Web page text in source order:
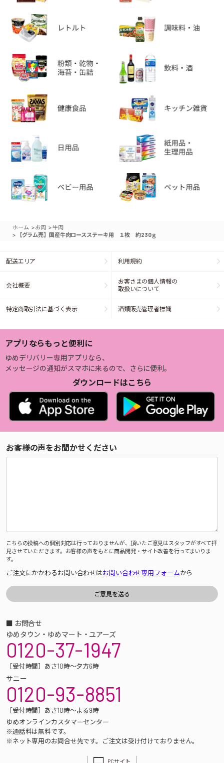
ホーム >お肉 >牛肉
> 【グラム売】国産牛肉ロースステーキ用 １枚 約230ｇ
配送エリア 利用規約
会社概要
お客さまの個人情報の
取扱いについて
特定商取引法に基づく表示 酒類販売管理者標識
アプリならもっと便利に
ゆめデリバリー専用アプリなら、
メッセージの通知がスマホに来るので、さらに便利。
ダウンロードはこちら
お客様の声をお聞かせください
こちらの投稿への個別対応は行っておりませんが、頂いたご意見はスタッフがすべて拝
見させていただきます。お客様の声をもとに商品開発・サイト改善を行ってまいりま
す。
ご注文にかかわるお問い合わせはお問い合わせ専用フォームから
■ お問合せ
ゆめタウン・ゆめマート・ユアーズ
0120-37-1947
［受付時間］あさ10時～夕方6時
サニー
0120-93-8851
［受付時間］あさ10時～よる9時
ゆめオンラインカスタマーセンター
※通話料は無料です。
※ネット専用のお問合せ先です。ご注文は受け付けておりません。
PCサイト